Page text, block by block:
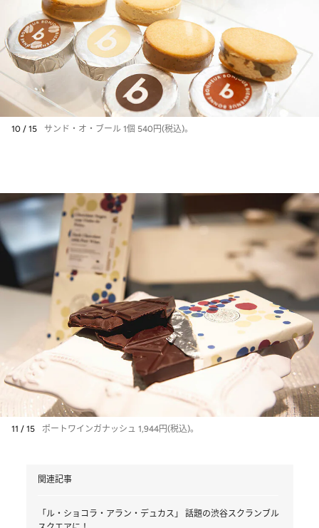
10 / 15 サンド・オ・ブール 1個 540円(税込)。
11 / 15 ポートワインガナッシュ 1,944円(税込)。
関連記事
「ル・ショコラ・アラン・デュカス」 話題の渋谷スクランブル